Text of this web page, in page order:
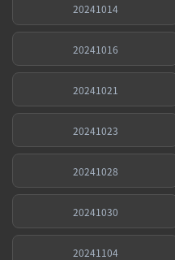
20241014
20241016
20241021
20241023
20241028
20241030
20241104